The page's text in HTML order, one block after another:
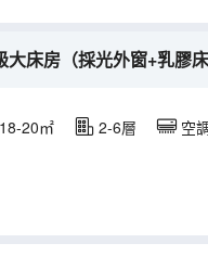
大床房（採光外窗+乳膠床
18-20㎡ 2-6層 空